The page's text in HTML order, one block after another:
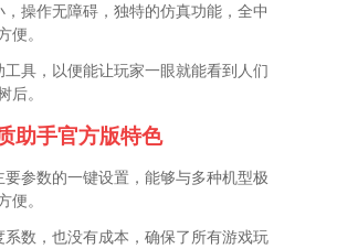
，操作无障碍，独特的仿真功能，全中
便。
具，以便能让玩家一眼就能看到人们
后。
助手官方版特色
要参数的一键设置，能够与多种机型极
便。
系数，也没有成本，确保了所有游戏玩